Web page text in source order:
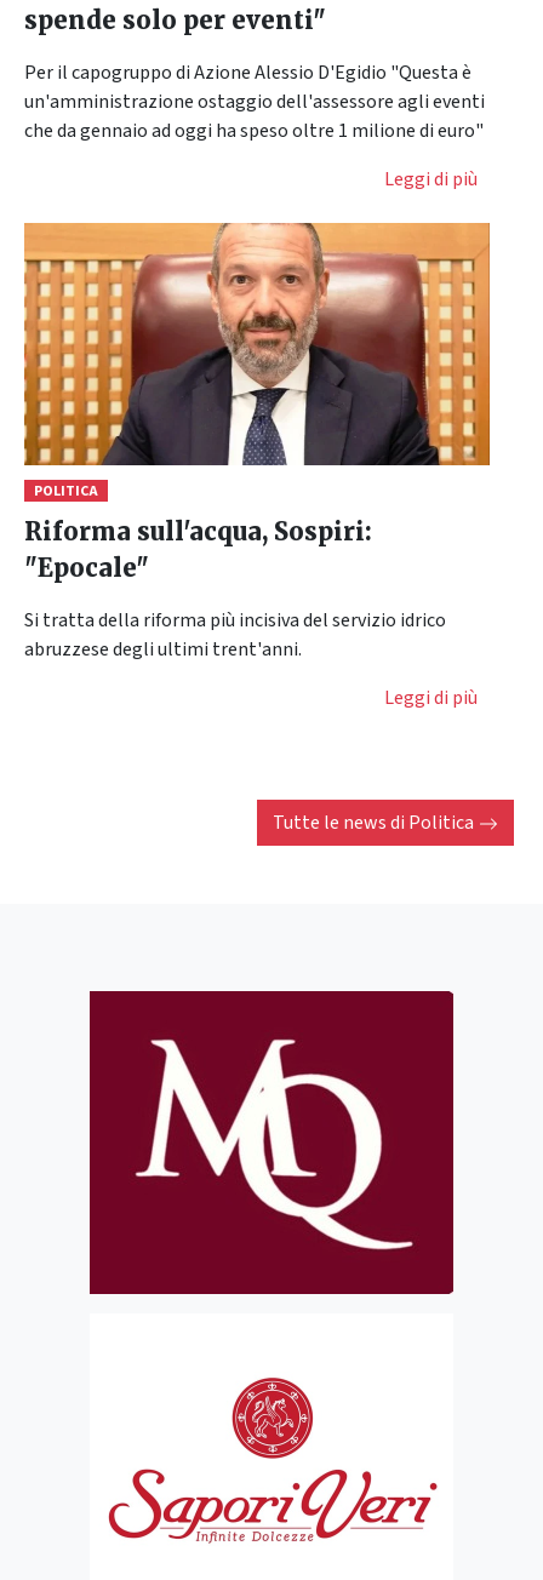
spende solo per eventi"
Per il capogruppo di Azione Alessio D'Egidio "Questa è
un'amministrazione ostaggio dell'assessore agli eventi
che da gennaio ad oggi ha speso oltre 1 milione di euro"
Leggi di più
POLITICA
Riforma sull'acqua, Sospiri:
"Epocale"
Si tratta della riforma più incisiva del servizio idrico
abruzzese degli ultimi trent'anni.
Leggi di più
Tutte le news di Politica